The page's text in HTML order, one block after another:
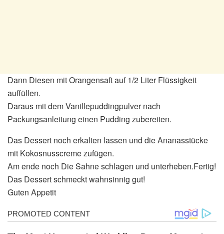
Dann Diesen mit Orangensaft auf 1/2 Liter Flüssigkeit
auffüllen.
Daraus mit dem Vanillepuddingpulver nach
Packungsanleitung einen Pudding zubereiten.
Das Dessert noch erkalten lassen und die Ananasstücke
mit Kokosnusscreme zufügen.
Am ende noch Die Sahne schlagen und unterheben.Fertig!
Das Dessert schmeckt wahnsinnig gut!
Guten Appetit